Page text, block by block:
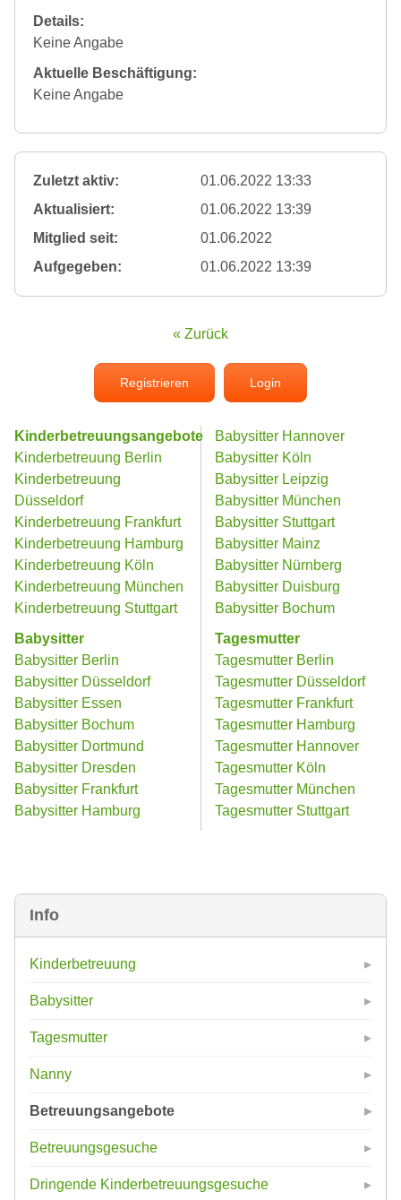
Info
Kinderbetreuung
Babysitter
Tagesmutter
Nanny
Betreuungsangebote
Betreuungsgesuche
Dringende Kinderbetreuungsgesuche
Details:
Keine Angabe
Aktuelle Beschäftigung:
Keine Angabe
Zuletzt aktiv:
01.06.2022 13:33
Aktualisiert:
01.06.2022 13:39
Mitglied seit:
01.06.2022
Aufgegeben:
01.06.2022 13:39
« Zurück
Registrieren Login
Kinderbetreuungsangebote
Kinderbetreuung Berlin
Kinderbetreuung
Düsseldorf
Kinderbetreuung Frankfurt
Kinderbetreuung Hamburg
Kinderbetreuung Köln
Kinderbetreuung München
Kinderbetreuung Stuttgart
Babysitter
Babysitter Berlin
Babysitter Düsseldorf
Babysitter Essen
Babysitter Bochum
Babysitter Dortmund
Babysitter Dresden
Babysitter Frankfurt
Babysitter Hamburg
Babysitter Hannover
Babysitter Köln
Babysitter Leipzig
Babysitter München
Babysitter Stuttgart
Babysitter Mainz
Babysitter Nürnberg
Babysitter Duisburg
Babysitter Bochum
Tagesmutter
Tagesmutter Berlin
Tagesmutter Düsseldorf
Tagesmutter Frankfurt
Tagesmutter Hamburg
Tagesmutter Hannover
Tagesmutter Köln
Tagesmutter München
Tagesmutter Stuttgart